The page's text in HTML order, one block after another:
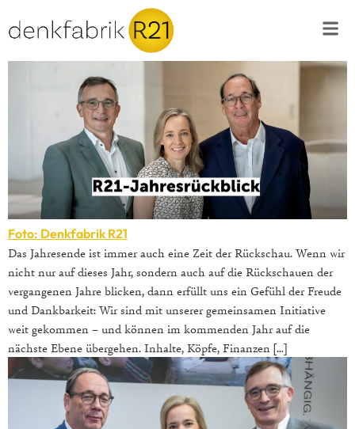
Foto: Denkfabrik R21
Das Jahresende ist immer auch eine Zeit der Rückschau. Wenn wir
nicht nur auf dieses Jahr, sondern auch auf die Rückschauen der
vergangenen Jahre blicken, dann erfüllt uns ein Gefühl der Freude
und Dankbarkeit: Wir sind mit unserer gemeinsamen Initiative
weit gekommen – und können im kommenden Jahr auf die
nächste Ebene übergehen. Inhalte, Köpfe, Finanzen […]